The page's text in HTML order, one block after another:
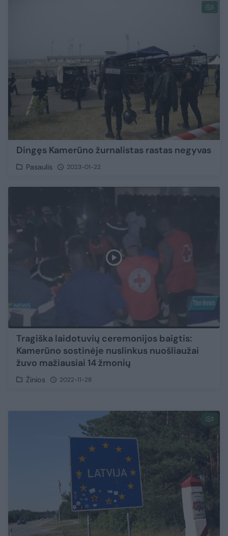
1
Dingęs Kamerūno žurnalistas rastas negyvas
Pasaulis 2023-01-22
Tragiška laidotuvių ceremonijos baigtis:
Kamerūno sostinėje nuslinkus nuošliaužai
žuvo mažiausiai 14 žmonių
Žinios 2022-11-28
1